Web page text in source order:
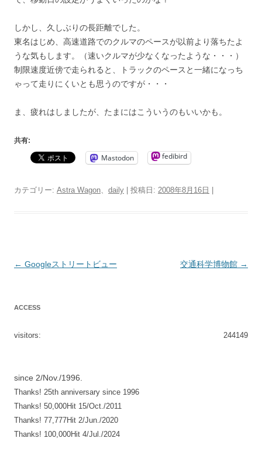
しかし、久しぶりの長距離でした。
東名はじめ、高速道路でのクルマのペースが以前より落ちたよ
うな気もします。（速いクルマが少なくなったような・・・）
制限速度近傍で走られると、トラックのペースと一緒になっち
ゃって走りにくいとも思うのですが・・・
ま、疲れはしましたが、たまにはこういうのもいいかも。
共有:
Mastodon fedibird
カテゴリー: Astra Wagon daily | 投稿日: 2008年8月16日 |
投
ョ
ン
← Googleストリートビュー 交通科学博物館 →
ACCESS
244149
visitors:
since 2/Nov./1996.
Thanks! 25th anniversary since 1996
Thanks! 50,000Hit 15/Oct./2011
Thanks! 77,777Hit 2/Jun./2020
Thanks! 100,000Hit 4/Jul./2024